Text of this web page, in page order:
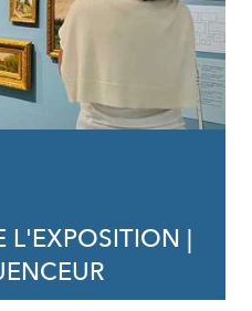
L'EXPOSITION |